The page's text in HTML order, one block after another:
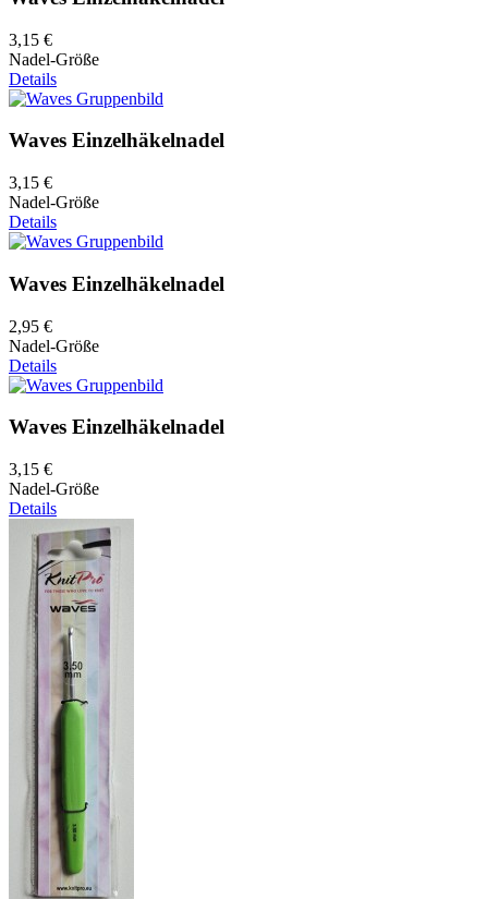
3,15 €
Nadel-Größe
Details
Waves Einzelhäkelnadel
3,15 €
Nadel-Größe
Details
Waves Einzelhäkelnadel
2,95 €
Nadel-Größe
Details
Waves Einzelhäkelnadel
3,15 €
Nadel-Größe
Details